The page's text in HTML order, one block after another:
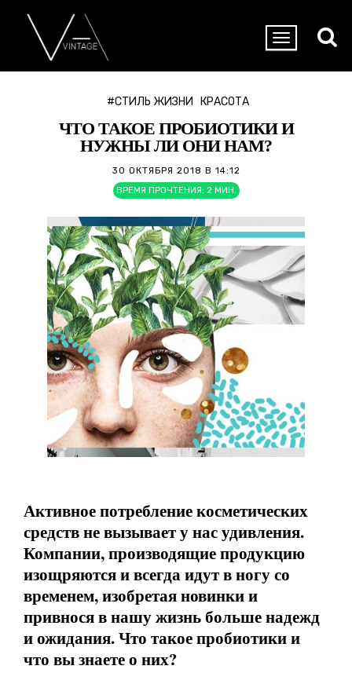
#СТИЛЬ ЖИЗНИ КРАСОТА
ЧТО ТАКОЕ ПРОБИОТИКИ И
НУЖНЫ ЛИ ОНИ НАМ?
30 ОКТЯБРЯ 2018 В 14:12
ВРЕМЯ ПРОЧТЕНИЯ: 2 МИН.
Активное потребление косметических
средств не вызывает у нас удивления.
Компании, производящие продукцию
изощряются и всегда идут в ногу со
временем, изобретая новинки и
привнося в нашу жизнь больше надежд
и ожидания. Что такое пробиотики и
что вы знаете о них?